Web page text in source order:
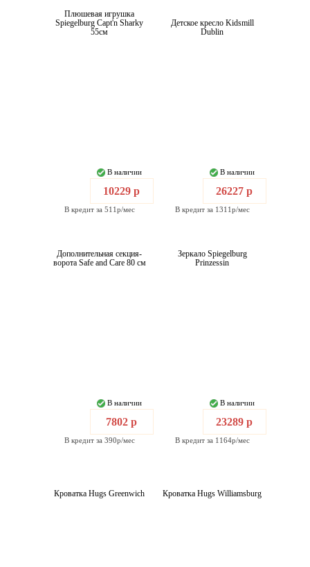
Плюшевая игрушка
Spiegelburg Capt'n Sharky
55см
В наличии
10229 р
В кредит за 511р/мес
Детское кресло Kidsmill
Dublin
В наличии
26227 р
В кредит за 1311р/мес
Дополнительная секция-
ворота Safe and Care 80 см
В наличии
7802 р
В кредит за 390р/мес
Зеркало Spiegelburg
Prinzessin
В наличии
23289 р
В кредит за 1164р/мес
Кроватка Hugs Greenwich Кроватка Hugs Williamsburg